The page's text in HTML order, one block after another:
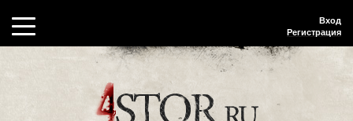
Вход
Регистрация